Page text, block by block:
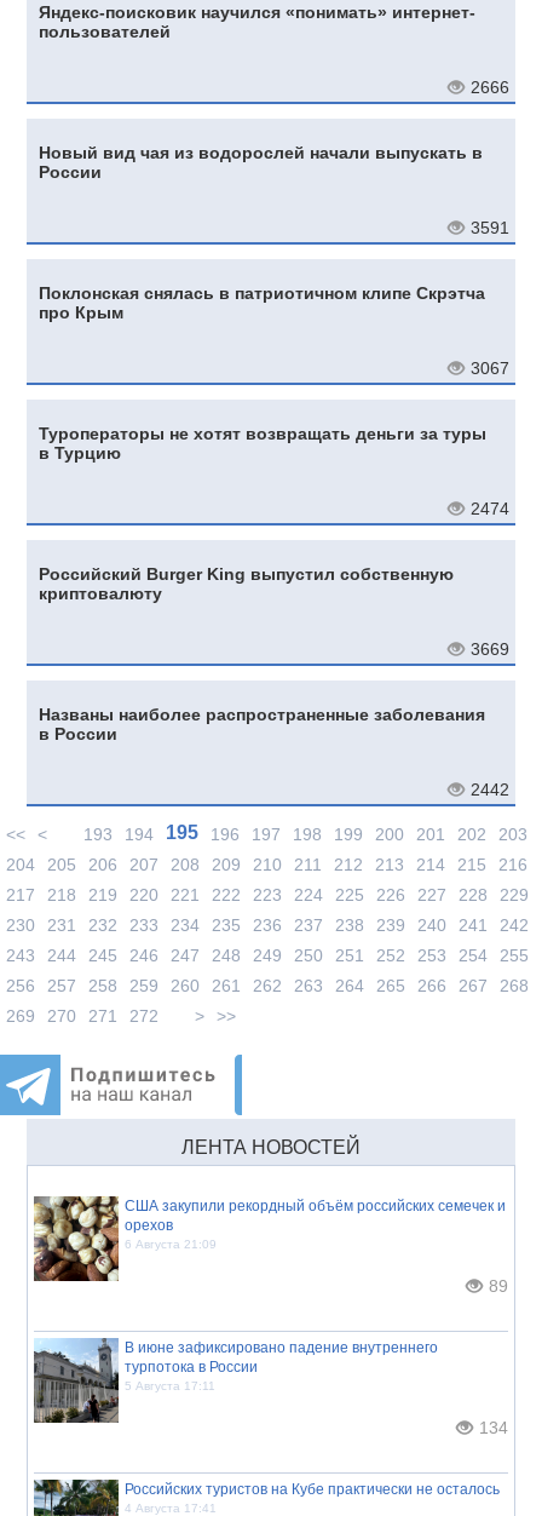
Яндекс-поисковик научился «понимать» интернет-
пользователей
2666
Новый вид чая из водорослей начали выпускать в
России
3591
Поклонская снялась в патриотичном клипе Скрэтча
про Крым
3067
Туроператоры не хотят возвращать деньги за туры
в Турцию
2474
Российский Burger King выпустил собственную
криптовалюту
3669
Названы наиболее распространенные заболевания
в России
2442
<< < 193 194 195 196 197 198 199 200 201 202
203
204
205 206 207 208 209 210 211 212 213 214 215
216
217
218 219 220 221 222 223 224 225 226 227 228
229
230
231 232 233 234 235 236 237 238 239 240 241
242
243
244 245 246 247 248 249 250 251 252 253 254
255
256
257 258 259 260 261 262 263 264 265 266 267
268
269
270 271 272 > >>
ЛЕНТА НОВОСТЕЙ
США закупили рекордный объём российских семечек и
орехов
6 Августа 21:09
89
В июне зафиксировано падение внутреннего
турпотока в России
5 Августа 17:11
134
Российских туристов на Кубе практически не осталось
4 Августа 17:41